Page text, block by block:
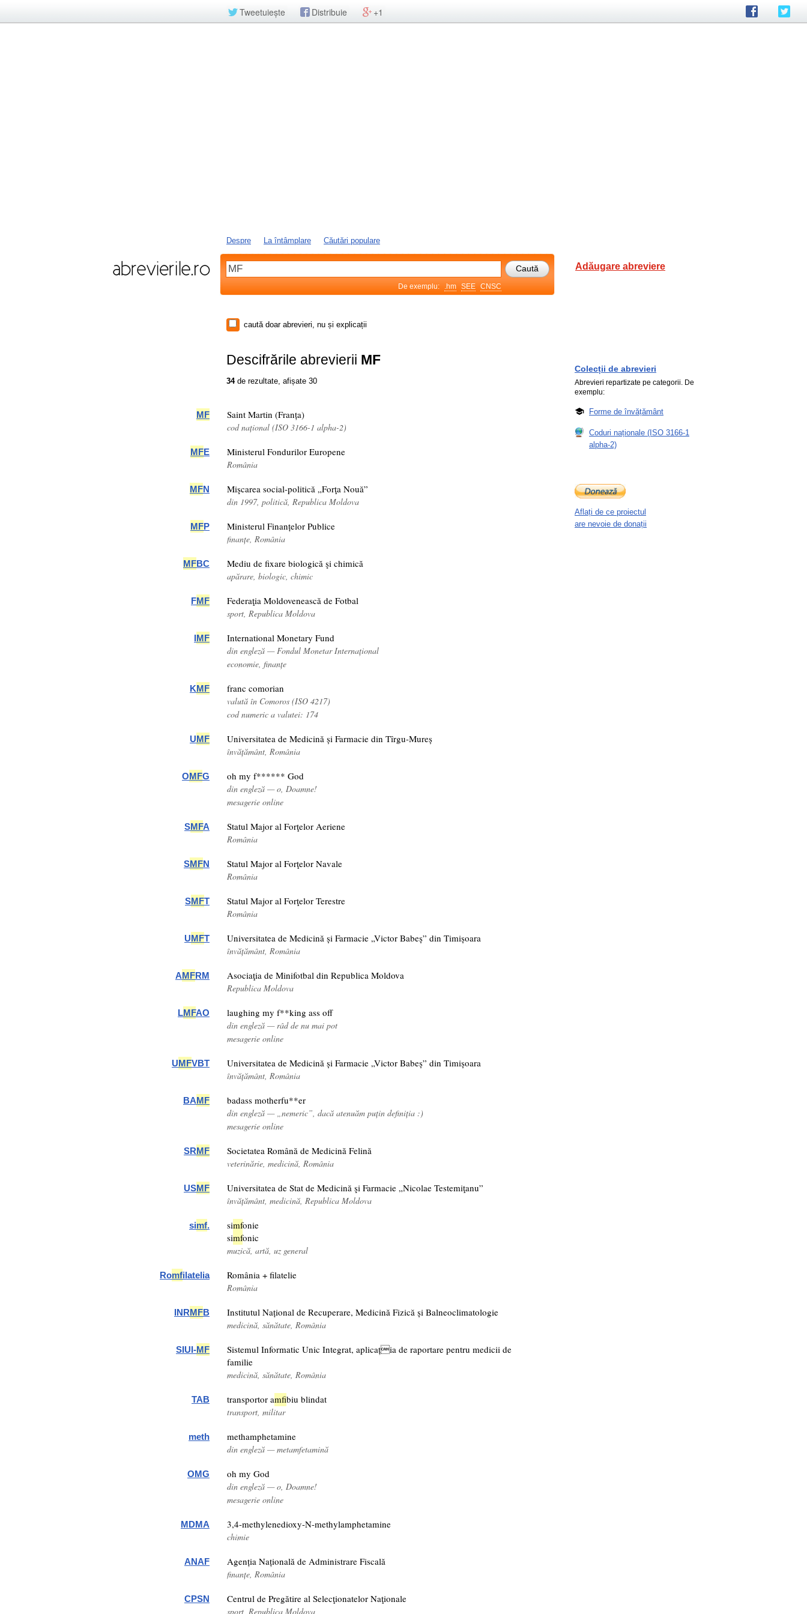
Tweetuiește Distribuie +1
Despre La întâmplare Căutări populare
De exemplu: .hm SEE CNSC
Adăugare abreviere
caută doar abrevieri, nu și explicații
Descifrările abrevierii MF
34de rezultate, afișate 30
MF Saint Martin (Franța)
cod național (ISO 3166-1 alpha-2)
MFE Ministerul Fondurilor Europene
România
MFN Mişcarea social-politică „Forţa Nouă”
din 1997, politică, Republica Moldova
MFP Ministerul Finanțelor Publice
finanțe, România
MFBC Mediu de fixare biologică şi chimică
apărare, biologic, chimic
FMF Federaţia Moldovenească de Fotbal
sport, Republica Moldova
IMF International Monetary Fund
din engleză — Fondul Monetar Internațional
economie, finanțe
KMF franc comorian
valută în Comoros (ISO 4217)
cod numeric a valutei: 174
UMF Universitatea de Medicină și Farmacie din Tîrgu-Mureș
învățământ, România
OMFG oh my f****** God
din engleză — o, Doamne!
mesagerie online
SMFA Statul Major al Forţelor Aeriene
România
SMFN Statul Major al Forţelor Navale
România
SMFT Statul Major al Forţelor Terestre
România
UMFT Universitatea de Medicină și Farmacie „Victor Babeș” din Timișoara
învățământ, România
AMFRM Asociaţia de Minifotbal din Republica Moldova
Republica Moldova
LMFAO laughing my f**king ass off
din engleză — râd de nu mai pot
mesagerie online
UMFVBT Universitatea de Medicină și Farmacie „Victor Babeș” din Timișoara
învățământ, România
BAMF badass motherfu**er
din engleză — „nemeric”, dacă atenuăm puțin definiția :)
mesagerie online
SRMF Societatea Română de Medicină Felină
veterinărie, medicină, România
USMF Universitatea de Stat de Medicină şi Farmacie „Nicolae Testemiţanu”
învățământ, medicină, Republica Moldova
simf. simfonie
simfonic
muzică, artă, uz general
Romfilatelia România + filatelie
România
INRMFB Institutul Național de Recuperare, Medicină Fizică și Balneoclimatologie
medicină, sănătate, România
SIUI-MF
Sistemul Informatic Unic Integrat, aplicația de raportare pentru medicii de
familie
medicină, sănătate, România
TAB transportor amfibiu blindat
transport, militar
meth methamphetamine
din engleză — metamfetamină
OMG oh my God
din engleză — o, Doamne!
mesagerie online
MDMA 3,4-methylenedioxy-N-methylamphetamine
chimie
ANAF Agenția Națională de Administrare Fiscală
finanțe, România
CPSN Centrul de Pregătire al Selecţionatelor Naţionale
sport, Republica Moldova
Colecții de abrevieri
Abrevieri repartizate pe categorii. De
exemplu:
Forme de învățământ
Coduri naționale (ISO 3166-1
alpha-2)
Aflați de ce proiectul
are nevoie de donații